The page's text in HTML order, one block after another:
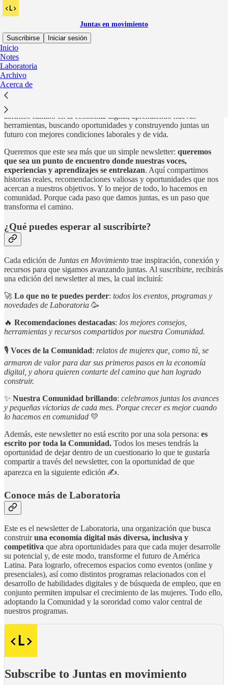
Juntas en movimiento
Suscribirse
Iniciar sesión
Inicio
Notes
Laboratoria
Archivo
Acerca de
💛¿Por qué nace
Porque ninguna crece sola. Este newsletter es un espacio creado
y para nosotras
abrirnos camino en la economía digital, aprendiendo nuevas
herramientas, buscando oportunidades y construyendo juntas un
futuro con mejores condiciones laborales y de vida.
Queremos que este sea más que un simple newsletter: queremos
que sea un punto de encuentro donde nuestras voces,
experiencias y aprendizajes se entrelazan. Aquí compartimos
historias reales, recomendaciones valiosas y oportunidades que nos
acercan a nuestros objetivos. Y lo mejor de todo, lo hacemos en
comunidad. Porque cada paso que damos juntas, es un paso que
transforma el camino.
¿Qué puedes esperar al suscribirte?
Cada edición de Juntas en Movimiento trae inspiración, conexión y
recursos para que sigamos avanzando juntas. Al suscribirte, recibirás
una edición del newsletter al mes, la cual incluirá:
🚀 Lo que no te puedes perder: todos los eventos, programas y
novedades de Laboratoria 🥳
🔥 Recomendaciones destacadas: los mejores consejos,
herramientas y recursos compartidos por nuestra Comunidad.
🎙️ Voces de la Comunidad: relatos de mujeres que, como tú, se
armaron de valor para dar sus primeros pasos en la economía
digital, y ahora quieren contarte del camino que han logrado
construir.
✨ Nuestra Comunidad brillando: celebramos juntas los avances
y pequeñas victorias de cada mes. Porque crecer es mejor cuando
lo hacemos en comunidad 💛
Además, este newsletter no está escrito por una sola persona: es
escrito por toda la Comunidad. Todos los meses tendrás la
oportunidad de dejar dentro de un cuestionario lo que te gustaría
compartir a través del newsletter, con la oportunidad de que
aparezca en la siguiente edición ✍️.
Conoce más de Laboratoria
Este es el newsletter de Laboratoria, una organización que busca
construiruna economía digital más diversa, inclusiva y
competitiva que abra oportunidades para que cada mujer desarrolle
su potencial y, de este modo, transforme el futuro de América
Latina. Para lograrlo, ofrecemos espacios como eventos (online y
presenciales), así como distintos programas relacionados con el
desarrollo de habilidades digitales y de búsqueda de empleo, que en
conjunto permiten impulsar el crecimiento de las mujeres. Todo ello,
adoptando la Comunidad y la sororidad como valor central de
nuestros programas.
Subscribe to Juntas en movimiento